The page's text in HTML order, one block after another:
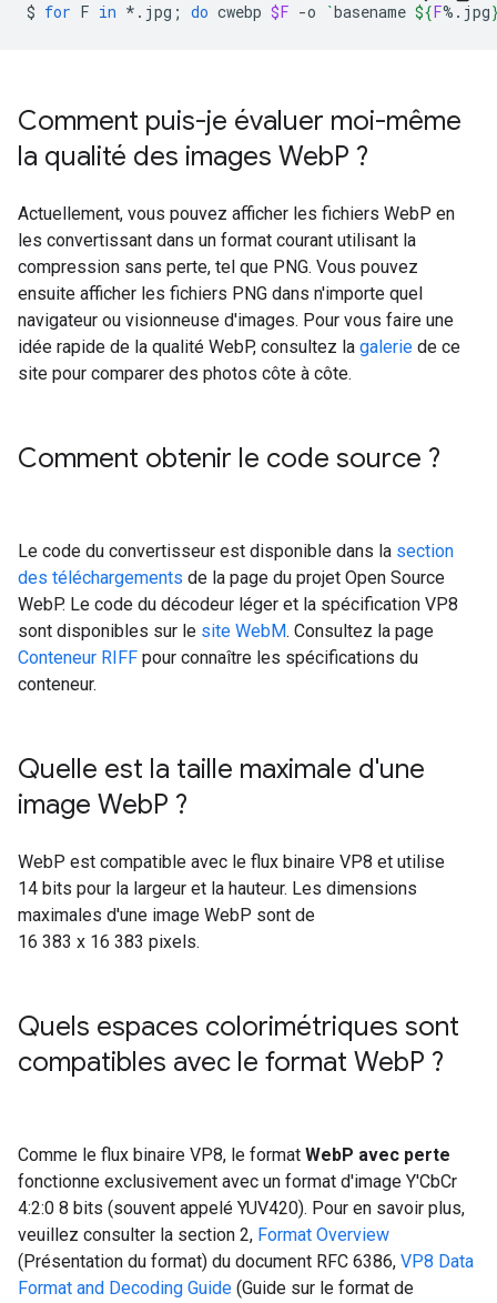
$ for F in *.jpg ; do cwebp $F -o `basename ${F%.jpg
Comment puis-je évaluer moi-même
la qualité des images WebP ?
Actuellement, vous pouvez afficher les fichiers WebP en
les convertissant dans un format courant utilisant la
compression sans perte, tel que PNG. Vous pouvez
ensuite afficher les fichiers PNG dans n'importe quel
navigateur ou visionneuse d'images. Pour vous faire une
idée rapide de la qualité WebP, consultez la galerie de ce
site pour comparer des photos côte à côte.
Comment obtenir le code source ?
Le code du convertisseur est disponible dans la section
des téléchargements de la page du projet Open Source
WebP. Le code du décodeur léger et la spécification VP8
sont disponibles sur le site WebM. Consultez la page
Conteneur RIFF pour connaître les spécifications du
conteneur.
Quelle est la taille maximale d'une
image WebP ?
WebP est compatible avec le flux binaire VP8 et utilise
14 bits pour la largeur et la hauteur. Les dimensions
maximales d'une image WebP sont de
16 383 x 16 383 pixels.
Quels espaces colorimétriques sont
compatibles avec le format WebP ?
Comme le flux binaire VP8, le format WebP avec perte
fonctionne exclusivement avec un format d'image Y'CbCr
4:2:0 8 bits (souvent appelé YUV420). Pour en savoir plus,
veuillez consulter la section 2, Format Overview
(Présentation du format) du document RFC 6386, VP8 Data
Format and Decoding Guide (Guide sur le format de